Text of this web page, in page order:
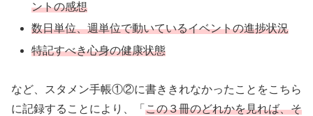
ントの感想
数日単位、週単位で動いているイベントの進捗状況
特記すべき心身の健康状態
など、スタメン手帳①②に書ききれなかったことをこちら
に記録することにより、「 この３冊のどれかを見れば、そ